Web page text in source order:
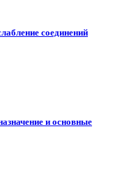
соединений
и основные